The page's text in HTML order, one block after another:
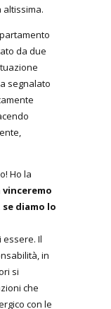
altissima.
da due
segnalato
Ho la
diamo lo
Il
in
si
che
con le